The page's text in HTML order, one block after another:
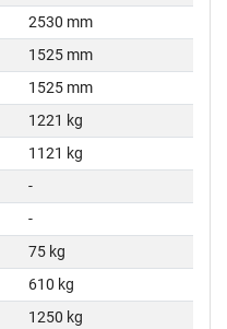
2530 mm
1525 mm
1525 mm
1221 kg
1121 kg
-
-
75 kg
610 kg
1250 kg